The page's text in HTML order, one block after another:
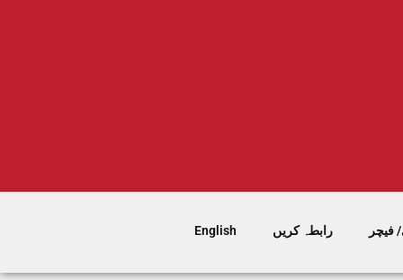
فیچر رابطہ کریں English